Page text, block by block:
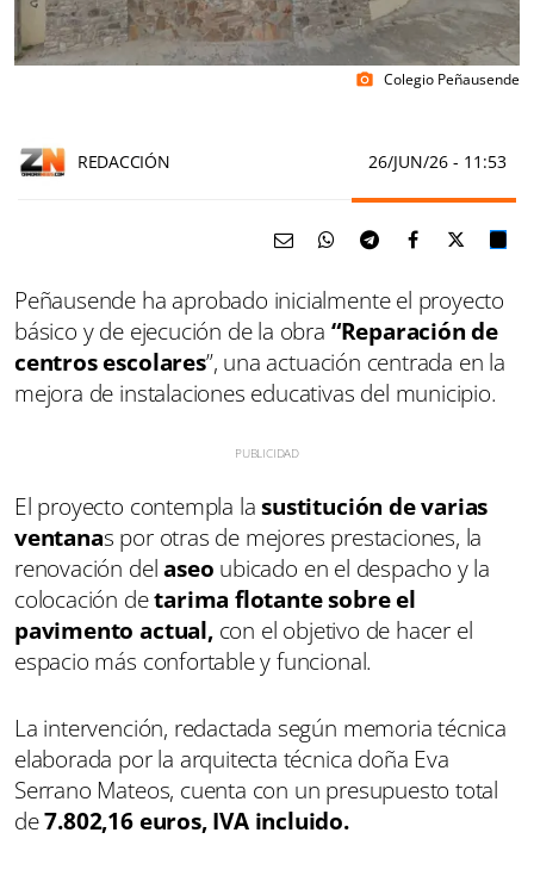
photo_camera Colegio Peñausende
REDACCIÓN 26/JUN/26 - 11:53
Peñausende ha aprobado inicialmente el proyecto
básico y de ejecución de la obra “Reparación de
centros escolares”, una actuación centrada en la
mejora de instalaciones educativas del municipio.
El proyecto contempla lasustitución de varias
ventanas por otras de mejores prestaciones, la
renovación delaseo ubicado en el despacho y la
colocación detarima flotante sobre el
pavimento actual,con el objetivo de hacer el
espacio más confortable y funcional.
La intervención, redactada según memoria técnica
elaborada por la arquitecta técnica doña Eva
Serrano Mateos, cuenta con un presupuesto total
de7.802,16 euros, IVA incluido.